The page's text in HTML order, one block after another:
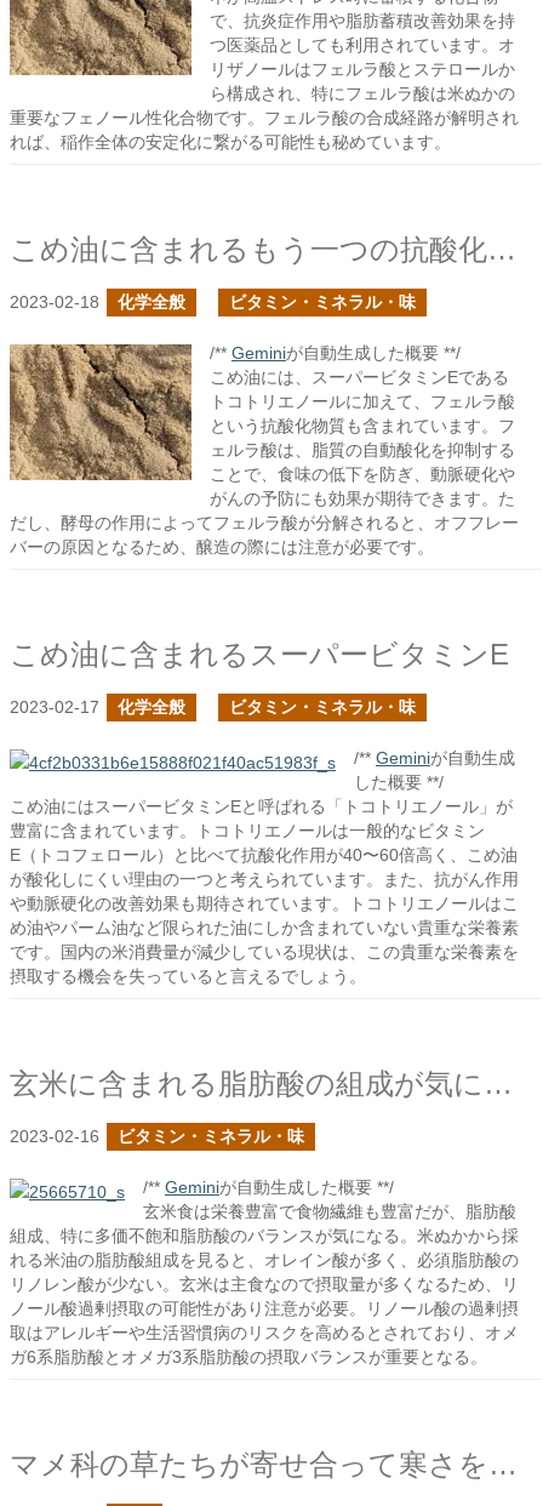
で、抗炎症作用や脂肪蓄積改善効果を持
つ医薬品としても利用されています。オ
リザノールはフェルラ酸とステロールか
ら構成され、特にフェルラ酸は米ぬかの
重要なフェノール性化合物です。フェルラ酸の合成経路が解明され
れば、稲作全体の安定化に繋がる可能性も秘めています。
こめ油に含まれるもう一つの抗酸化作用を持つ物質
2023-02-18 化学全般 ビタミン・ミネラル・味
/** Geminiが自動生成した概要 **/
こめ油には、スーパービタミンEである
トコトリエノールに加えて、フェルラ酸
という抗酸化物質も含まれています。フ
ェルラ酸は、脂質の自動酸化を抑制する
ことで、食味の低下を防ぎ、動脈硬化や
がんの予防にも効果が期待できます。た
だし、酵母の作用によってフェルラ酸が分解されると、オフフレー
バーの原因となるため、醸造の際には注意が必要です。
こめ油に含まれるスーパービタミンE
2023-02-17 化学全般 ビタミン・ミネラル・味
/** Geminiが自動生成
した概要 **/
こめ油にはスーパービタミンEと呼ばれる「トコトリエノール」が
豊富に含まれています。トコトリエノールは一般的なビタミン
E（トコフェロール）と比べて抗酸化作用が40〜60倍高く、こめ油
が酸化しにくい理由の一つと考えられています。また、抗がん作用
や動脈硬化の改善効果も期待されています。トコトリエノールはこ
め油やパーム油など限られた油にしか含まれていない貴重な栄養素
です。国内の米消費量が減少している現状は、この貴重な栄養素を
摂取する機会を失っていると言えるでしょう。
玄米に含まれる脂肪酸の組成が気になった
2023-02-16 ビタミン・ミネラル・味
/** Geminiが自動生成した概要 **/
玄米食は栄養豊富で食物繊維も豊富だが、脂肪酸
組成、特に多価不飽和脂肪酸のバランスが気になる。米ぬかから採
れる米油の脂肪酸組成を見ると、オレイン酸が多く、必須脂肪酸の
リノレン酸が少ない。玄米は主食なので摂取量が多くなるため、リ
ノール酸過剰摂取の可能性があり注意が必要。リノール酸の過剰摂
取はアレルギーや生活習慣病のリスクを高めるとされており、オメ
ガ6系脂肪酸とオメガ3系脂肪酸の摂取バランスが重要となる。
マメ科の草たちが寄せ合って寒さを凌いでいるように見える